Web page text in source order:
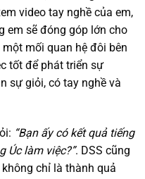
video tay nghề của em,
em sẽ đóng góp lớn cho
mối quan hệ đôi bên
tốt để phát triển sự
sự giỏi, có tay nghề và
“Bạn ấy có kết quả tiếng
Úc làm việc?”. DSS cũng
chỉ là thành quả